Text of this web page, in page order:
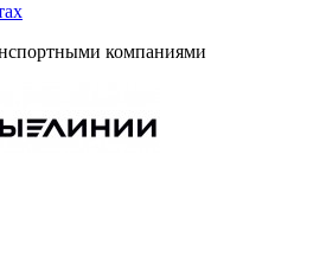
компаниями